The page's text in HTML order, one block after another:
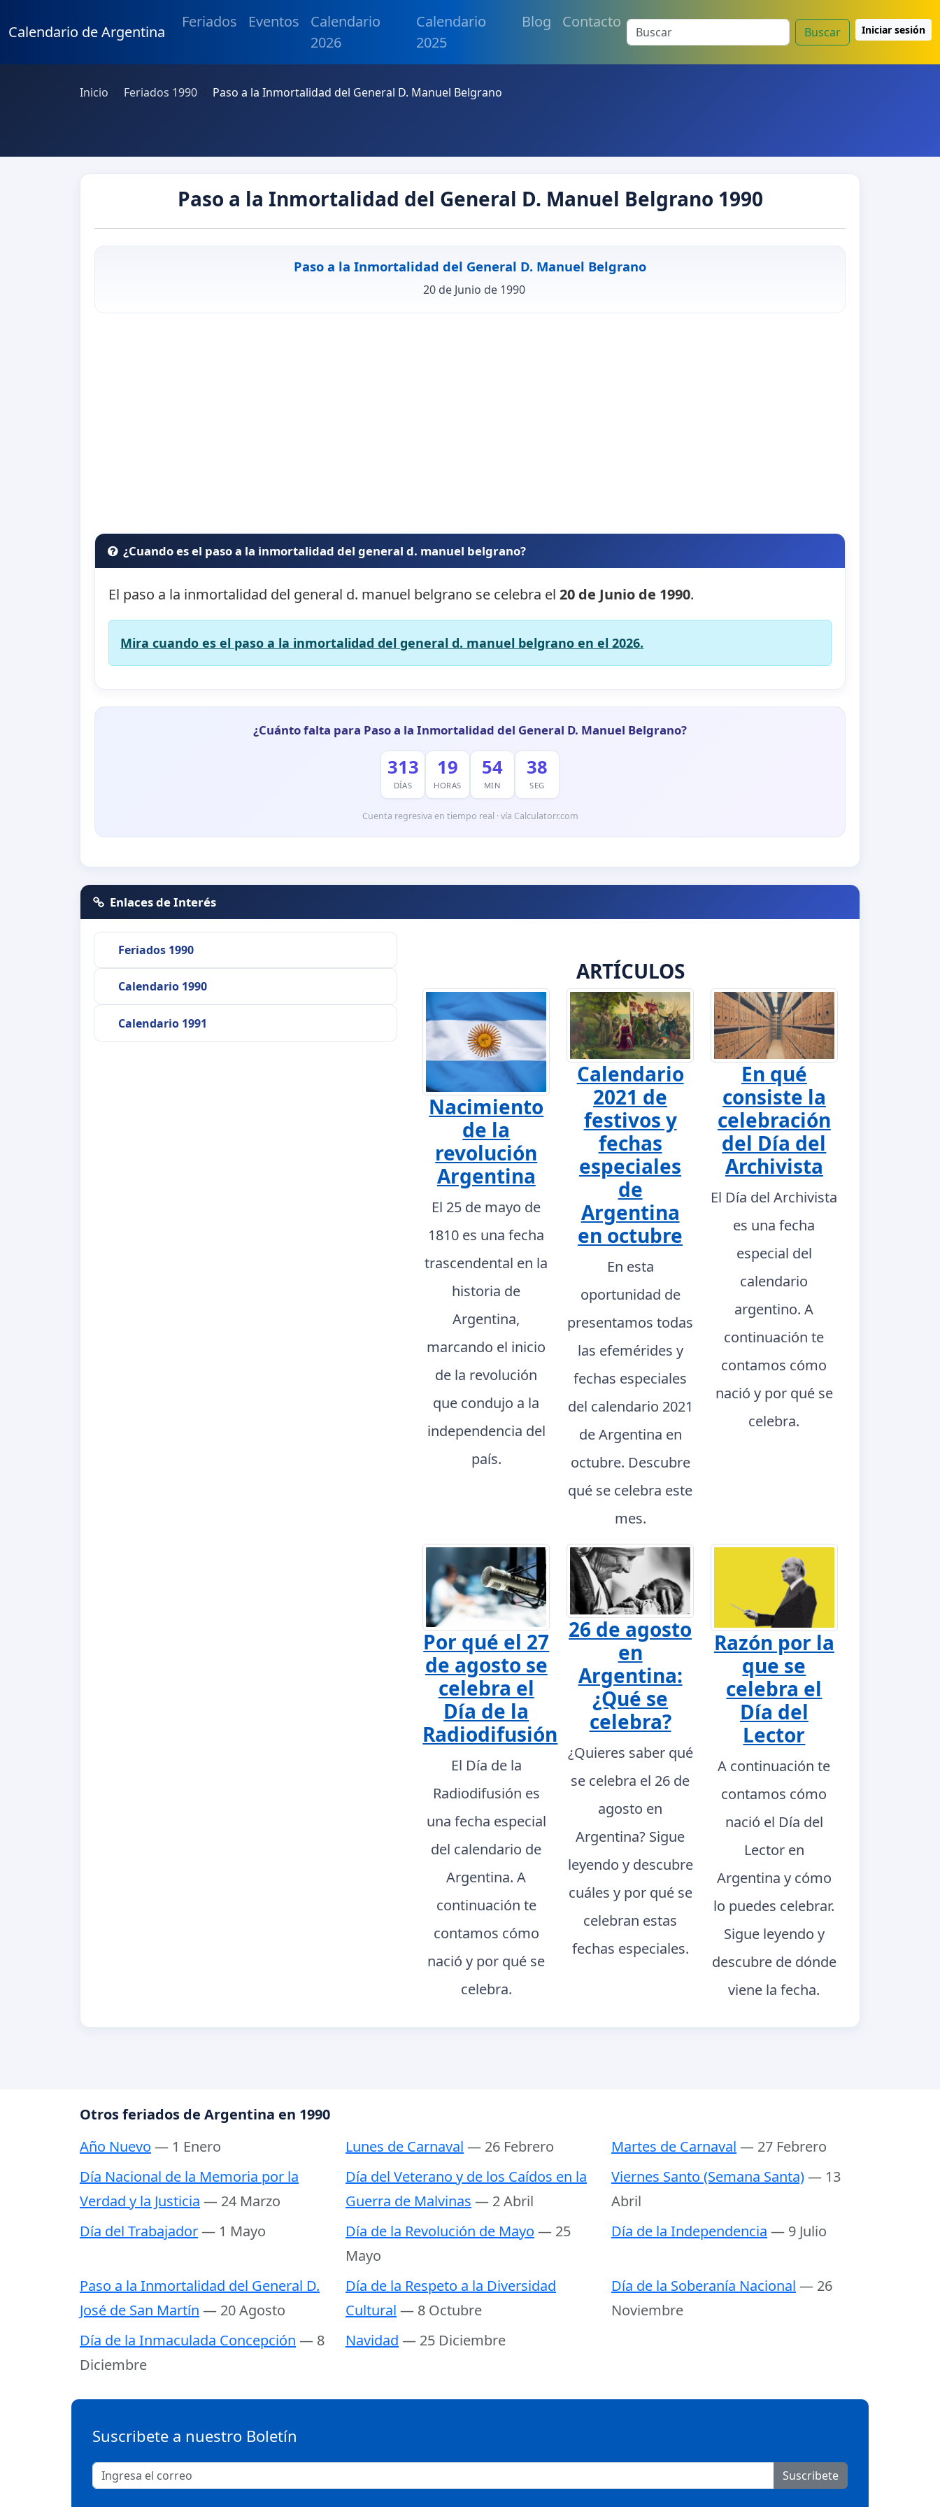
Calendario de Argentina
Feriados Eventos
Calendario
2026
Calendario
2025
Blog Contacto
Buscar Iniciar sesión
Inicio Feriados 1990 Paso a la Inmortalidad del General D. Manuel Belgrano
Paso a la Inmortalidad del General D. Manuel Belgrano 1990
Paso a la Inmortalidad del General D. Manuel Belgrano
20 de Junio de 1990
¿Cuando es el paso a la inmortalidad del general d. manuel belgrano?
El paso a la inmortalidad del general d. manuel belgrano se celebra el20 de Junio de 1990.
Mira cuando es el paso a la inmortalidad del general d. manuel belgrano en el 2026.
¿Cuánto falta para Paso a la Inmortalidad del General D. Manuel Belgrano?
313
DÍAS
19
HORAS
54
MIN
37
SEG
Cuenta regresiva en tiempo real · vía Calculatorr.com
Enlaces de Interés
Feriados 1990
Calendario 1990
Calendario 1991
ARTÍCULOS
Nacimiento
de la
revolución
Argentina
El 25 de mayo de
1810 es una fecha
trascendental en la
historia de
Argentina,
marcando el inicio
de la revolución
que condujo a la
independencia del
país.
Calendario
2021 de
festivos y
fechas
especiales
de
Argentina
en octubre
En esta
oportunidad de
presentamos todas
las efemérides y
fechas especiales
del calendario 2021
de Argentina en
octubre. Descubre
qué se celebra este
mes.
En qué
consiste la
celebración
del Día del
Archivista
El Día del Archivista
es una fecha
especial del
calendario
argentino. A
continuación te
contamos cómo
nació y por qué se
celebra.
Por qué el 27
de agosto se
celebra el
Día de la
Radiodifusión
El Día de la
Radiodifusión es
una fecha especial
del calendario de
Argentina. A
continuación te
contamos cómo
nació y por qué se
celebra.
26 de agosto
en
Argentina:
¿Qué se
celebra?
¿Quieres saber qué
se celebra el 26 de
agosto en
Argentina? Sigue
leyendo y descubre
cuáles y por qué se
celebran estas
fechas especiales.
Razón por la
que se
celebra el
Día del
Lector
A continuación te
contamos cómo
nació el Día del
Lector en
Argentina y cómo
lo puedes celebrar.
Sigue leyendo y
descubre de dónde
viene la fecha.
Otros feriados de Argentina en 1990
Año Nuevo — 1 Enero Lunes de Carnaval — 26 Febrero Martes de Carnaval — 27 Febrero
Día Nacional de la Memoria por la
Verdad y la Justicia — 24 Marzo
Día del Veterano y de los Caídos en la
Guerra de Malvinas — 2 Abril
Viernes Santo (Semana Santa)— 13
Abril
Día del Trabajador— 1 Mayo Día de la Revolución de Mayo — 25
Mayo
Día de la Independencia — 9 Julio
Paso a la Inmortalidad del General D.
José de San Martín — 20 Agosto
Día de la Respeto a la Diversidad
Cultural — 8 Octubre
Día de la Soberanía Nacional — 26
Noviembre
Día de la Inmaculada Concepción — 8
Diciembre
Navidad — 25 Diciembre
Suscribete a nuestro Boletín
Suscribete